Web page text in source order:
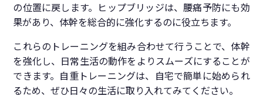
の位置に戻します。ヒップブリッジは、腰痛予防にも効
果があり、体幹を総合的に強化するのに役立ちます。
これらのトレーニングを組み合わせて行うことで、体幹
を強化し、日常生活の動作をよりスムーズにすることが
できます。自重トレーニングは、自宅で簡単に始められ
るため、ぜひ日々の生活に取り入れてみてください。